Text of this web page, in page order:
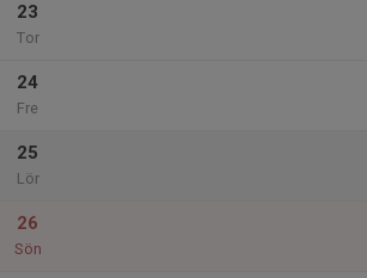
23
Tor
24
Fre
25
Lör
26
Sön